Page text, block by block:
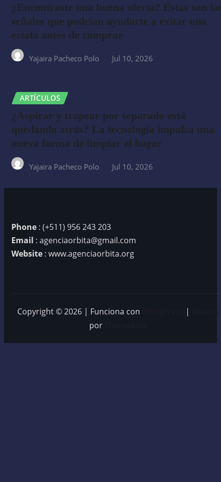
¿Encontraste una buena oferta? Estas son
señales que podrían ayudarte a evitar una
estafa antes de comprar
Yajaira Pacheco Polo Jul 10, 2026
ARTÍCULOS
¿Aspirar y trapear por separado está
quedando atrás? La tecnología impulsa una
nueva forma de limpiar el hogar
Yajaira Pacheco Polo Jul 10, 2026
Phone : (+511) 956 243 203
Email : agenciaorbita@gmail.com
Website : www.agenciaorbita.org
Copyright © 2026 | Funciona con |
Newsio
por